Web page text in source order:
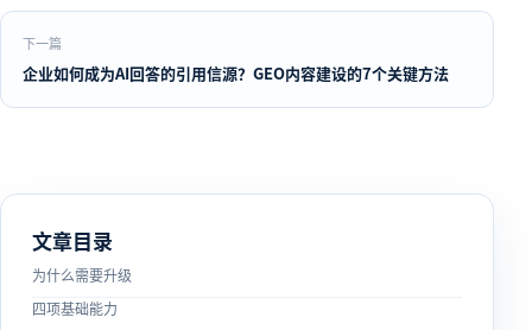
下一篇
企业如何成为AI回答的引用信源？GEO内容建设的7个关键方法
文章目录
为什么需要升级
四项基础能力